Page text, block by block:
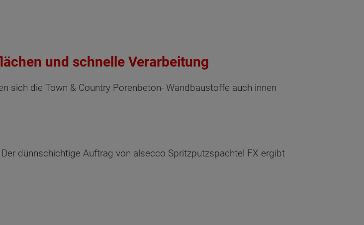
und schnelle Verarbeitung
sich die Town & Country Porenbeton- Wandbaustoffe auch innen
dünnschichtige Auftrag von alsecco Spritzputzspachtel FX ergibt